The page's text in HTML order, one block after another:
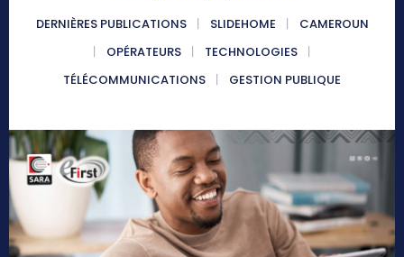
DERNIÈRES PUBLICATIONS SLIDEHOME
CAMEROUN
OPÉRATEURS
TECHNOLOGIES
TÉLÉCOMMUNICATIONS
GESTION PUBLIQUE